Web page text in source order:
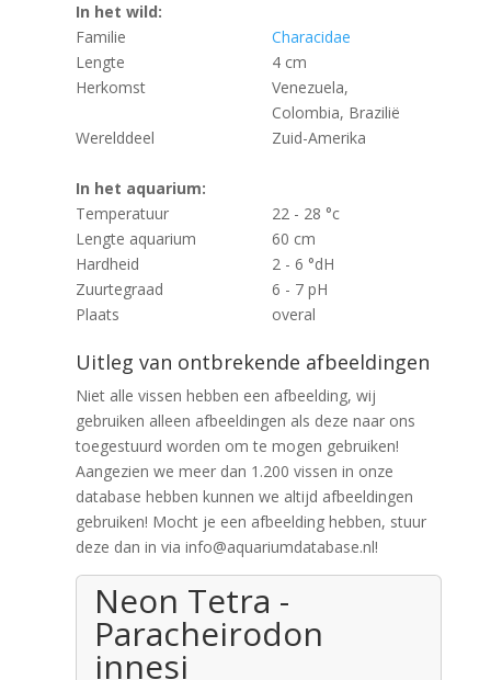
In het wild:
Familie
Characidae
Lengte
4 cm
Herkomst
Venezuela,
Colombia, Brazilië
Werelddeel
Zuid-Amerika
In het aquarium:
Temperatuur
22 - 28 °c
Lengte aquarium
60 cm
Hardheid
2 - 6 °dH
Zuurtegraad
6 - 7 pH
Plaats
overal
Uitleg van ontbrekende afbeeldingen
Niet alle vissen hebben een afbeelding, wij
gebruiken alleen afbeeldingen als deze naar ons
toegestuurd worden om te mogen gebruiken!
Aangezien we meer dan 1.200 vissen in onze
database hebben kunnen we altijd afbeeldingen
gebruiken! Mocht je een afbeelding hebben, stuur
deze dan in via info@aquariumdatabase.nl!
Neon Tetra -
Paracheirodon
innesi